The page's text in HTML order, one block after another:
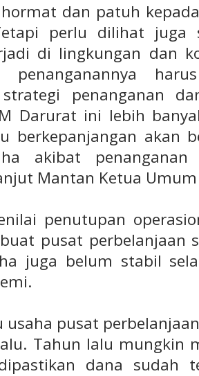
dan patuh
perlu dilihat juga
di lingkungan dan
penanganannya
penanganan
Darurat ini lebih
berkepanjangan akan
akibat
Mantan Ketua Umum
penutupan
pusat perbelanjaan
juga belum stabil
usaha pusat
Tahun lalu mungkin
dana sudah